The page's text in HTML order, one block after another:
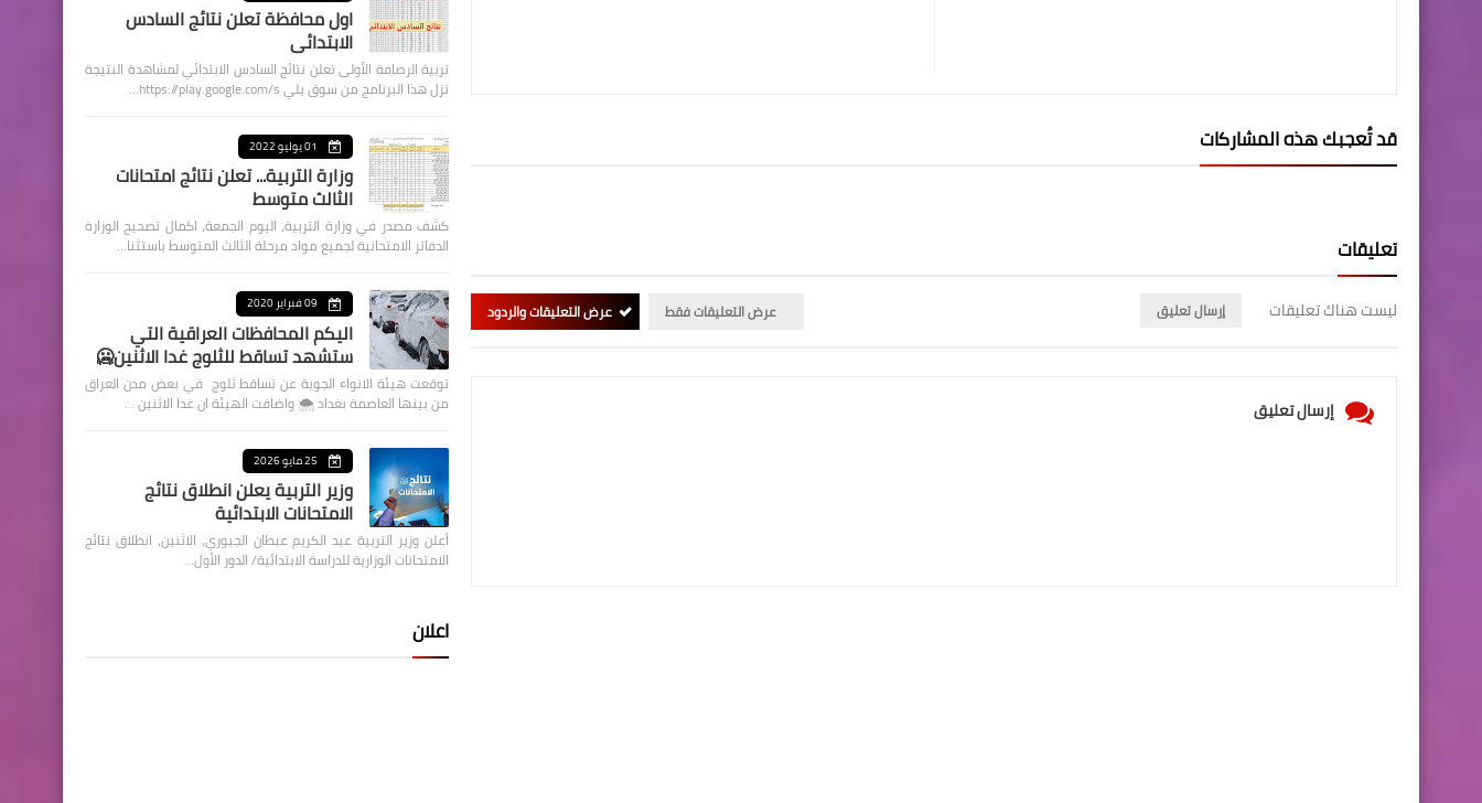
قد تُعجبك هذه المشاركات
تعليقات
ليست هناك تعليقات إرسال تعليق عرض التعليقات فقط عرض التعليقات والردود
إرسال تعليق
اول محافظة تعلن نتائج السادس
الابتدائي
تربية الرصافة الأولى تعلن نتائج السادس الابتدائي لمشاهدة النتيجة
نزل هذا البرنامج من سوق بلي https://play.google.com/s…
01 يوليو 2022
وزارة التربية... تعلن نتائج امتحانات
الثالث متوسط
كشف مصدر في وزارة التربية، اليوم الجمعة، اكمال تصحيح الوزارة
الدفاتر الامتحانية لجميع مواد مرحلة الثالث المتوسط باستثنا…
09 فبراير 2020
اليكم المحافظات العراقية التي
ستشهد تساقط للثلوج غدا الاثنين🥶
توقعت هيئة الانواء الجوية عن تساقط ثلوج في بعض مدن العراق
من بينها العاصمة بغداد ⁦🌨️⁩ واضافت الهيئة ان غدا الاثنين …
25 مايو 2026
وزير التربية يعلن انطلاق نتائج
الامتحانات الابتدائية
أعلن وزير التربية عبد الكريم عبطان الجبوري، الاثنين، انطلاق نتائج
الامتحانات الوزارية للدراسة الابتدائية/ الدور الأول…
اعلان